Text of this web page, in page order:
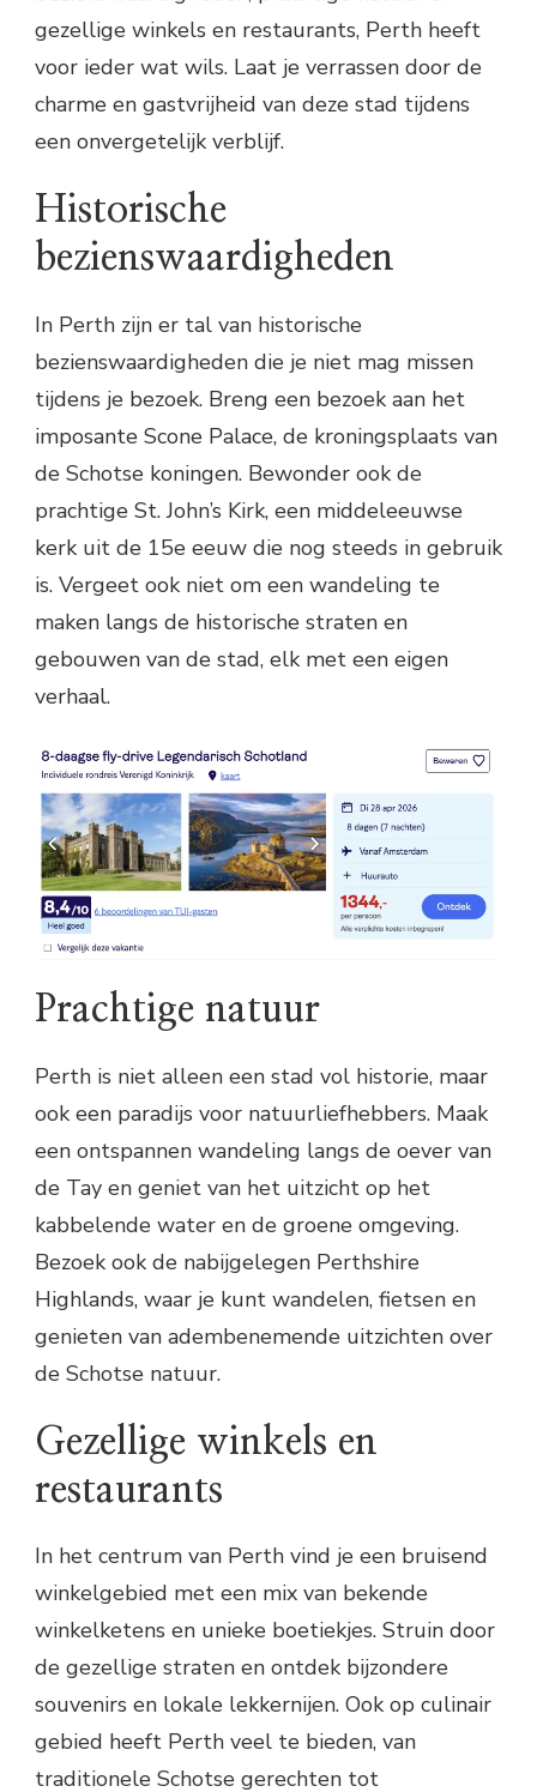
gezellige winkels en restaurants, Perth heeft
voor ieder wat wils. Laat je verrassen door de
charme en gastvrijheid van deze stad tijdens
een onvergetelijk verblijf.
Historische
bezienswaardigheden
In Perth zijn er tal van historische
bezienswaardigheden die je niet mag missen
tijdens je bezoek. Breng een bezoek aan het
imposante Scone Palace, de kroningsplaats van
de Schotse koningen. Bewonder ook de
prachtige St. John’s Kirk, een middeleeuwse
kerk uit de 15e eeuw die nog steeds in gebruik
is. Vergeet ook niet om een wandeling te
maken langs de historische straten en
gebouwen van de stad, elk met een eigen
verhaal.
Prachtige natuur
Perth is niet alleen een stad vol historie, maar
ook een paradijs voor natuurliefhebbers. Maak
een ontspannen wandeling langs de oever van
de Tay en geniet van het uitzicht op het
kabbelende water en de groene omgeving.
Bezoek ook de nabijgelegen Perthshire
Highlands, waar je kunt wandelen, fietsen en
genieten van adembenemende uitzichten over
de Schotse natuur.
Gezellige winkels en
restaurants
In het centrum van Perth vind je een bruisend
winkelgebied met een mix van bekende
winkelketens en unieke boetiekjes. Struin door
de gezellige straten en ontdek bijzondere
souvenirs en lokale lekkernijen. Ook op culinair
gebied heeft Perth veel te bieden, van
traditionele Schotse gerechten tot